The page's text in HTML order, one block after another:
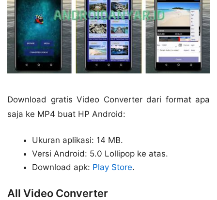
Download gratis Video Converter dari format apa
saja ke MP4 buat HP Android:
Ukuran aplikasi: 14 MB.
Versi Android: 5.0 Lollipop ke atas.
Download apk: Play Store.
All Video Converter